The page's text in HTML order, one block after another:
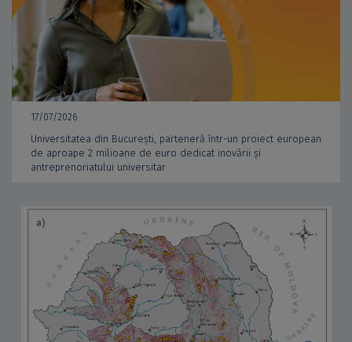
17/07/2026
Universitatea din București, parteneră într-un proiect european
de aproape 2 milioane de euro dedicat inovării și
antreprenoriatului universitar